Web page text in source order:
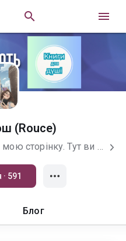
 
(Rouce)
Привіт всім, хто заглянув на мою сторінку. Тут ви можете знайти книги про справжнє кохання. Мій інстаграм основна сторінка: https://www.instagram.com/vikulchic18/ Мій інстаграм творча сторінка: https://www.instagram.com/rouce95/ Мій телеграм, який тільки починає свій старт, там будуть викладатися інформація про подальші плани, книги, візуалізації і т.д.: t.me/rousestory А, також Тредс: https://www.threads.com/@rouce95?xmt=AQG0PRUILQrmwcB0y3i1E5v7Slc-Xm_knkdKFUnazgexrVM.
Підписатися · 591
Блог